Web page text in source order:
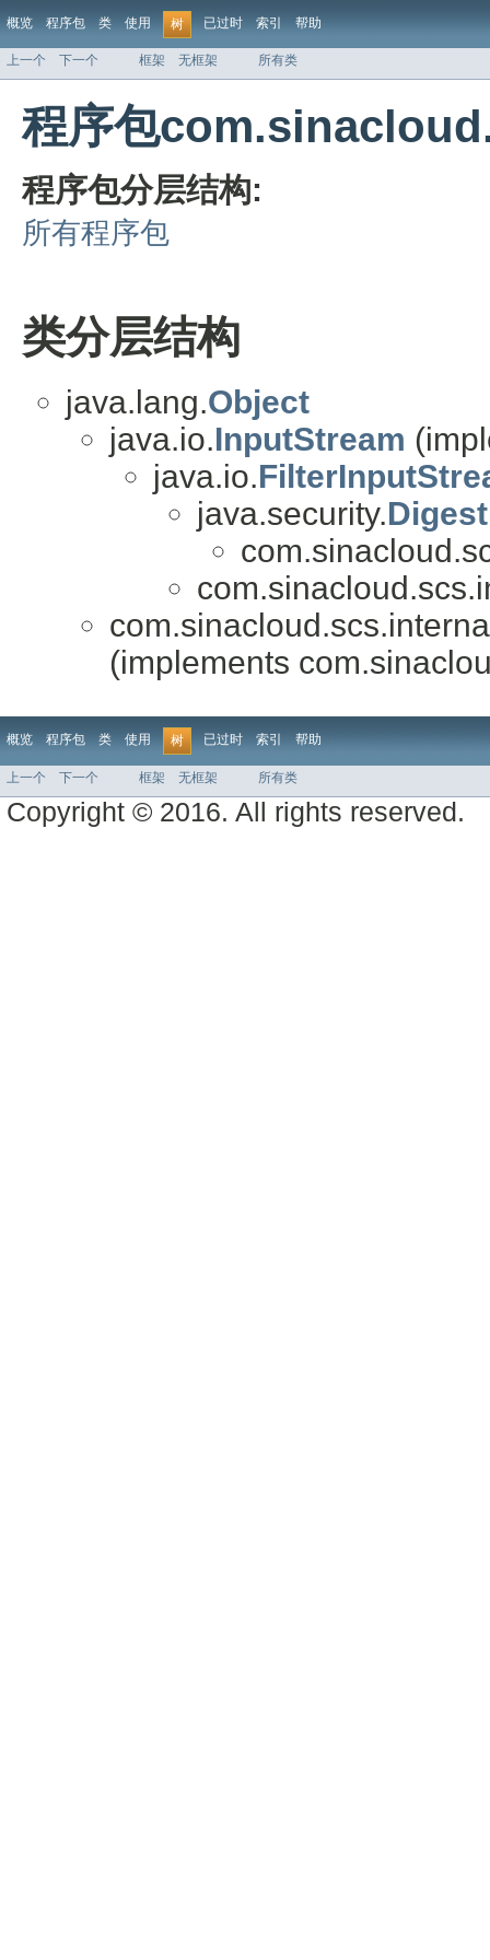
概览 程序包 类 使用 树 已过时 索引 帮助
上一个 下一个 框架 无框架 所有类
程序包
程序包分层结构:
所有程序包
类分层结构
java.lang.Object
java.io.InputStream
java.io.
java.security.
(implements
概览 程序包 类 使用 树 已过时 索引 帮助
上一个 下一个 框架 无框架 所有类
Copyright © 2016. All rights reserved.